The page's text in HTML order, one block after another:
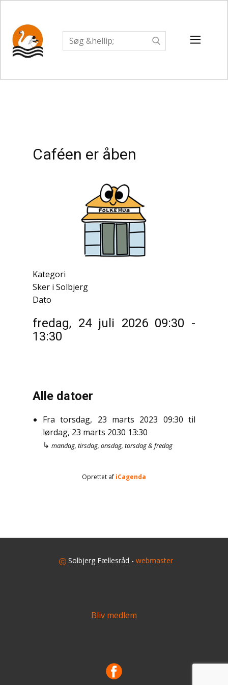
Caféen er åben
Kategori
Sker i Solbjerg
Dato
fredag, 24 juli 2026 09:30 -
13:30
Alle datoer
Fra torsdag, 23 marts 2023 09:30 til
lørdag, 23 marts 2030 13:30
↳ mandag, tirsdag, onsdag, torsdag & fredag
Oprettet af iCagenda
Solbjerg Fællesråd - webmaster
Bliv medlem